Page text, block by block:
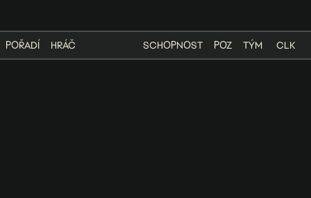
POŘADÍ HRÁČ SCHOPNOST POZ TÝM CLK